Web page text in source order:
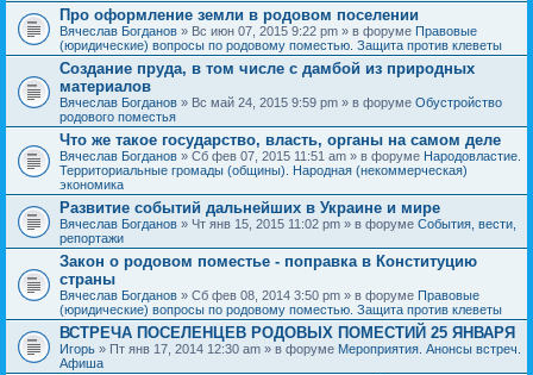
Про оформление земли в родовом поселении
Вячеслав Богданов » Вс июн 07, 2015 9:22 pm » в форуме Правовые
(юридические) вопросы по родовому поместью. Защита против клеветы
Создание пруда, в том числе с дамбой из природных
материалов
Вячеслав Богданов » Вс май 24, 2015 9:59 pm » в форуме Обустройство
родового поместья
Что же такое государство, власть, органы на самом деле
Вячеслав Богданов » Сб фев 07, 2015 11:51 am » в форуме Народовластие.
Территориальные громады (общины). Народная (некоммерческая)
экономика
Развитие событий дальнейших в Украине и мире
Вячеслав Богданов » Чт янв 15, 2015 11:02 pm » в форуме События, вести,
репортажи
Закон о родовом поместье - поправка в Конституцию
страны
Вячеслав Богданов » Сб фев 08, 2014 3:50 pm » в форуме Правовые
(юридические) вопросы по родовому поместью. Защита против клеветы
ВСТРЕЧА ПОСЕЛЕНЦЕВ РОДОВЫХ ПОМЕСТИЙ 25 ЯНВАРЯ
Игорь » Пт янв 17, 2014 12:30 am » в форуме Мероприятия. Анонсы встреч.
Афиша